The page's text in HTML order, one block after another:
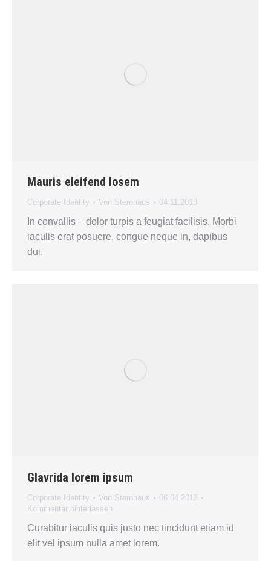
Mauris eleifend losem
Corporate Identity Von Sternhaus 04.11.2013
In convallis – dolor turpis a feugiat facilisis. Morbi
iaculis erat posuere, congue neque in, dapibus
dui.
Glavrida lorem ipsum
Corporate Identity Von Sternhaus
06.04.2013
Kommentar hinterlassen
Curabitur iaculis quis justo nec tincidunt etiam id
elit vel ipsum nulla amet lorem.